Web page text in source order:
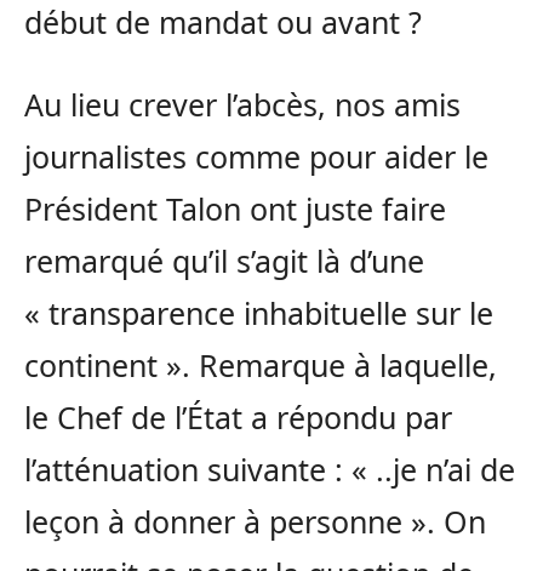
début de mandat ou avant ?
Au lieu crever l’abcès, nos amis
journalistes comme pour aider le
Président Talon ont juste faire
remarqué qu’il s’agit là d’une
« transparence inhabituelle sur le
continent ». Remarque à laquelle,
le Chef de l’État a répondu par
l’atténuation suivante : « ..je n’ai de
leçon à donner à personne ». On